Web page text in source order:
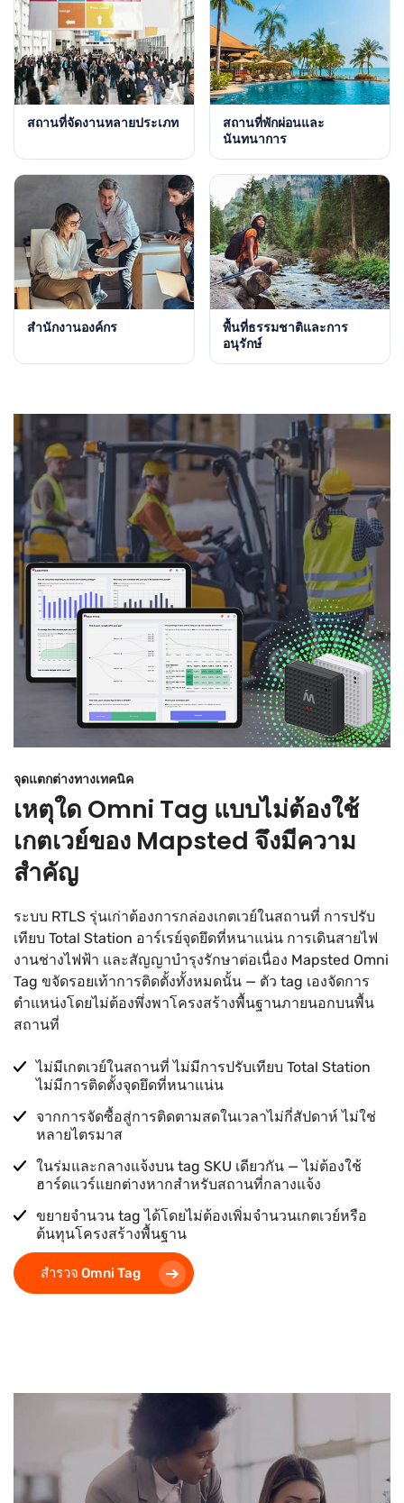
สถานที่จัดงานหลายประเภท
สถานที่พักผ่อนและ
นันทนาการ
สำนักงานองค์กร
พื้นที่ธรรมชาติและการ
อนุรักษ์
จุดแตกต่างทางเทคนิค
เหตุใด Omni Tag แบบไม่ต้องใช้
เกตเวย์ของ Mapsted จึงมีความ
สำคัญ
ระบบ RTLS รุ่นเก่าต้องการกล่องเกตเวย์ในสถานที่ การปรับ
เทียบ Total Station อาร์เรย์จุดยึดที่หนาแน่น การเดินสายไฟ
งานช่างไฟฟ้า และสัญญาบำรุงรักษาต่อเนื่อง Mapsted Omni
Tag ขจัดรอยเท้าการติดตั้งทั้งหมดนั้น — ตัว tag เองจัดการ
ตำแหน่งโดยไม่ต้องพึ่งพาโครงสร้างพื้นฐานภายนอกบนพื้น
สถานที่
ไม่มีเกตเวย์ในสถานที่ ไม่มีการปรับเทียบ Total Station
ไม่มีการติดตั้งจุดยึดที่หนาแน่น
จากการจัดซื้อสู่การติดตามสดในเวลาไม่กี่สัปดาห์ ไม่ใช่
หลายไตรมาส
ในร่มและกลางแจ้งบน tag SKU เดียวกัน — ไม่ต้องใช้
ฮาร์ดแวร์แยกต่างหากสำหรับสถานที่กลางแจ้ง
ขยายจำนวน tag ได้โดยไม่ต้องเพิ่มจำนวนเกตเวย์หรือ
ต้นทุนโครงสร้างพื้นฐาน
สำรวจ Omni Tag